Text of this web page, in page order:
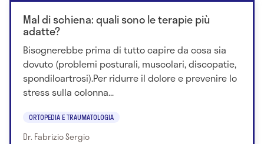
Mal di schiena: quali sono le terapie più
adatte?
Bisognerebbe prima di tutto capire da cosa sia
dovuto (problemi posturali, muscolari, discopatie,
spondiloartrosi).Per ridurre il dolore e prevenire lo
stress sulla colonna...
ORTOPEDIA E TRAUMATOLOGIA
Dr. Fabrizio Sergio